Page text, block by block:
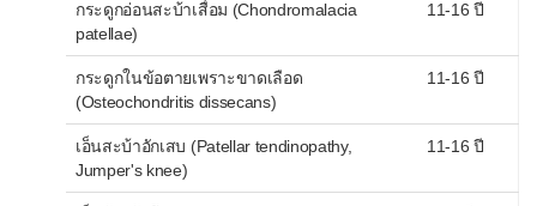
กระดูกอ่อนสะบ้าเสื่อม (Chondromalacia
patellae)
11-16 ปี
กระดูกในข้อตายเพราะขาดเลือด
(Osteochondritis dissecans)
11-16 ปี
เอ็นสะบ้าอักเสบ (Patellar tendinopathy,
Jumper's knee)
11-16 ปี